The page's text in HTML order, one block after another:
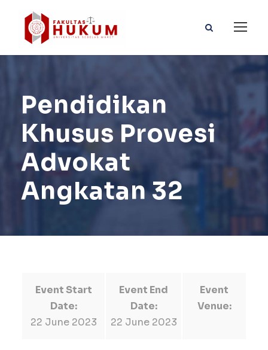
Pendidikan
Khusus Provesi
Advokat
Angkatan 32
Event Start
Date:
22 June 2023
Event End
Date:
22 June 2023
Event
Venue: